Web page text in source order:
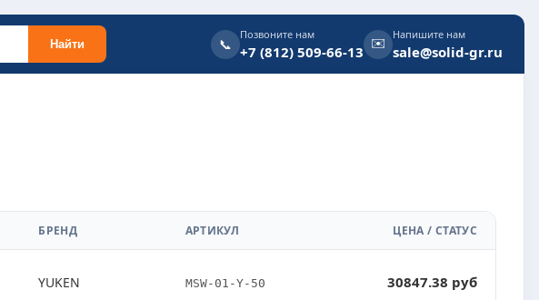
Найти 📞
Позвоните нам
+7 (812) 509-66-13
✉️ Напишите нам
sale@solid-gr.ru
БРЕНД АРТИКУЛ ЦЕНА / СТАТУС
YUKEN MSW-01-Y-50 30847.38 руб